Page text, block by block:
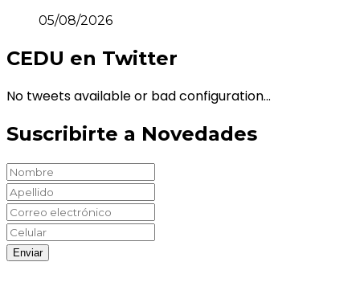
05/08/2026
CEDU en Twitter
No tweets available or bad configuration...
Suscribirte a Novedades